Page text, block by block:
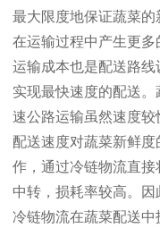
最大限度地保证蔬菜
在运输过程中产生更
运输成本也是配送路
实现最快速度的配送
速公路运输虽然速度较
配送速度对蔬菜新鲜
作，通过冷链物流直
中转，损耗率较高。
冷链物流在蔬菜配送